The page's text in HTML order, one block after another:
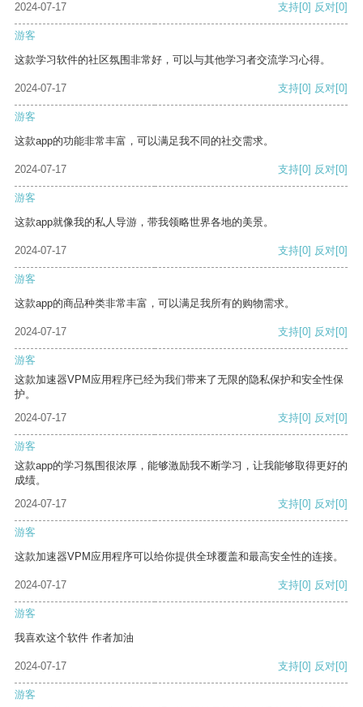
2024-07-17
支持[0] 反对[0]
游客
这款学习软件的社区氛围非常好，可以与其他学习者交流学习心得。
2024-07-17 支持[0] 反对[0]
游客
这款app的功能非常丰富，可以满足我不同的社交需求。
2024-07-17 支持[0] 反对[0]
游客
这款app就像我的私人导游，带我领略世界各地的美景。
2024-07-17 支持[0] 反对[0]
游客
这款app的商品种类非常丰富，可以满足我所有的购物需求。
2024-07-17 支持[0] 反对[0]
游客
这款加速器VPM应用程序已经为我们带来了无限的隐私保护和安全性保
护。
2024-07-17
支持[0] 反对[0]
游客
这款app的学习氛围很浓厚，能够激励我不断学习，让我能够取得更好的
成绩。
2024-07-17
支持[0] 反对[0]
游客
这款加速器VPM应用程序可以给你提供全球覆盖和最高安全性的连接。
2024-07-17 支持[0] 反对[0]
游客
我喜欢这个软件 作者加油
2024-07-17 支持[0] 反对[0]
游客